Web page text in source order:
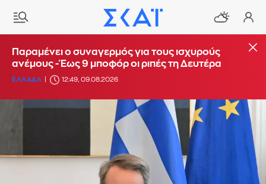
Παραμένει ο συναγερμός για τους ισχυρούς
ανέμους - Έως 9 μποφόρ οι ριπές τη Δευτέρα
ΕΛΛΑΔΑ 12:49, 09.08.2026